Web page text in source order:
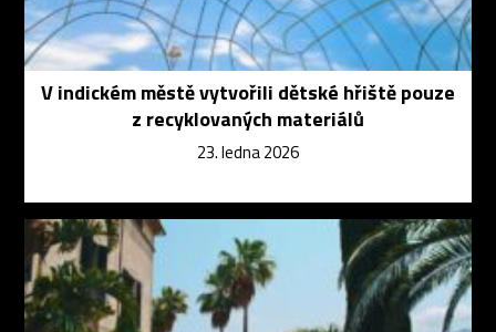
V indickém městě vytvořili dětské hřiště pouze
z recyklovaných materiálů
23. ledna 2026